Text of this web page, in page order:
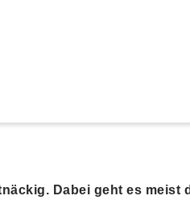
Dabei geht es meist